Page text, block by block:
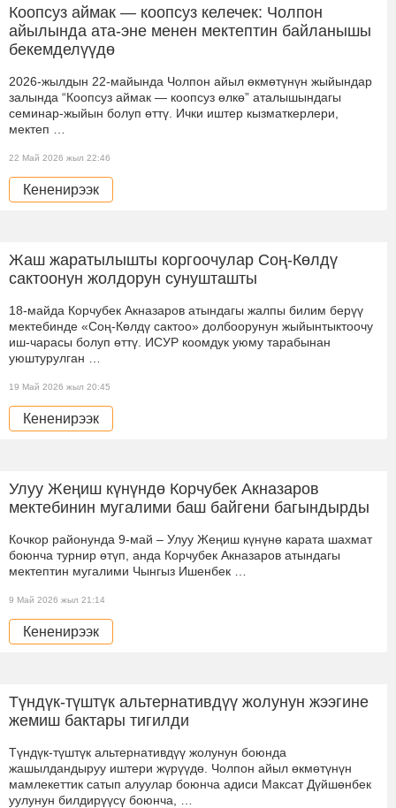
Коопсуз аймак — коопсуз келечек: Чолпон
айылында ата-эне менен мектептин байланышы
бекемделүүдө
2026-жылдын 22-майында Чолпон айыл өкмөтүнүн жыйындар
залында “Коопсуз аймак — коопсуз өлкө” аталышындагы
семинар-жыйын болуп өттү. Ички иштер кызматкерлери,
мектеп …
22 Май 2026 жыл 22:46
Кененирээк
Жаш жаратылышты коргоочулар Соң-Көлдү
сактоонун жолдорун сунушташты
18-майда Корчубек Акназаров атындагы жалпы билим берүү
мектебинде «Соң-Көлдү сактоо» долбоорунун жыйынтыктоочу
иш-чарасы болуп өттү. ИСУР коомдук уюму тарабынан
уюштурулган …
19 Май 2026 жыл 20:45
Кененирээк
Улуу Жеңиш күнүндө Корчубек Акназаров
мектебинин мугалими баш байгени багындырды
Кочкор районунда 9-май – Улуу Жеңиш күнүнө карата шахмат
боюнча турнир өтүп, анда Корчубек Акназаров атындагы
мектептин мугалими Чынгыз Ишенбек …
9 Май 2026 жыл 21:14
Кененирээк
Түндүк-түштүк альтернативдүү жолунун жээгине
жемиш бактары тигилди
Түндүк-түштүк альтернативдүү жолунун боюнда
жашылдандыруу иштери жүрүүдө. Чолпон айыл өкмөтүнүн
мамлекеттик сатып алуулар боюнча адиси Максат Дүйшөнбек
уулунун билдирүүсү боюнча, …